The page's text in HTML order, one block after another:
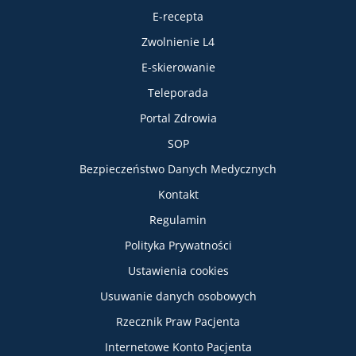
E-recepta
Zwolnienie L4
E-skierowanie
Teleporada
Portal Zdrowia
SOP
Bezpieczeństwo Danych Medycznych
Kontakt
Regulamin
Polityka Prywatności
Ustawienia cookies
Usuwanie danych osobowych
Rzecznik Praw Pacjenta
Internetowe Konto Pacjenta